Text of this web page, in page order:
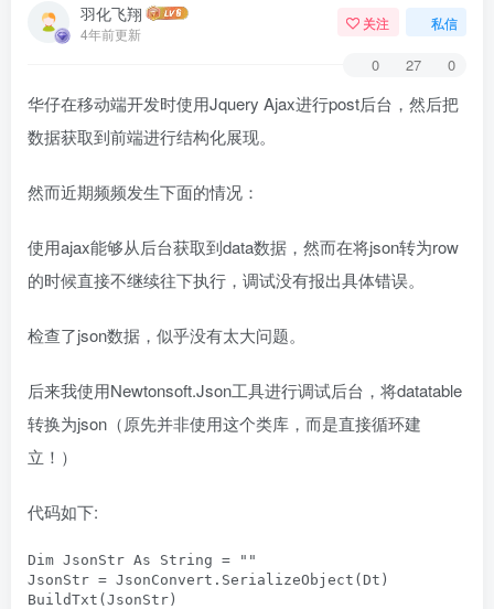
羽化飞翔
4年前更新
关注 私信
0 27 0
华仔在移动端开发时使用Jquery Ajax进行post后台，然后把
数据获取到前端进行结构化展现。
然而近期频频发生下面的情况：
使用ajax能够从后台获取到data数据，然而在将json转为row
的时候直接不继续往下执行，调试没有报出具体错误。
检查了json数据，似乎没有太大问题。
后来我使用Newtonsoft.Json工具进行调试后台，将datatable
转换为json（原先并非使用这个类库，而是直接循环建
立！）
代码如下:
Dim JsonStr As String = ""
JsonStr = JsonConvert.SerializeObject(Dt)
BuildTxt(JsonStr)